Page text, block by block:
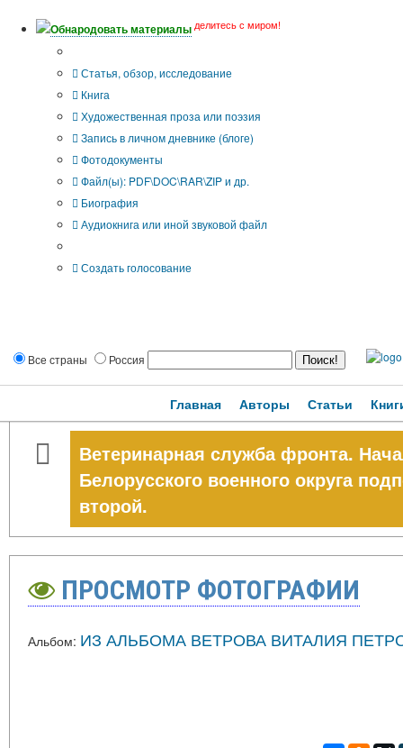
Обнародовать материалы делитесь с миром!
Статья, обзор, исследование
Книга
Художественная проза или поэзия
Запись в личном дневнике (блоге)
Фотодокументы
Файл(ы): PDF\DOC\RAR\ZIP и др.
Биография
Аудиокнига или иной звуковой файл
Создать голосование
Все страны Россия
Главная Авторы Статьи
Ветеринарная служба фронта.
Белорусского военного округа
второй.
ПРОСМОТР ФОТОГРАФИИ
Альбом: ИЗ АЛЬБОМА ВЕТРОВА ВИТАЛИЯ